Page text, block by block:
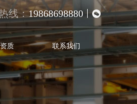
线：19868698880
质 联系我们